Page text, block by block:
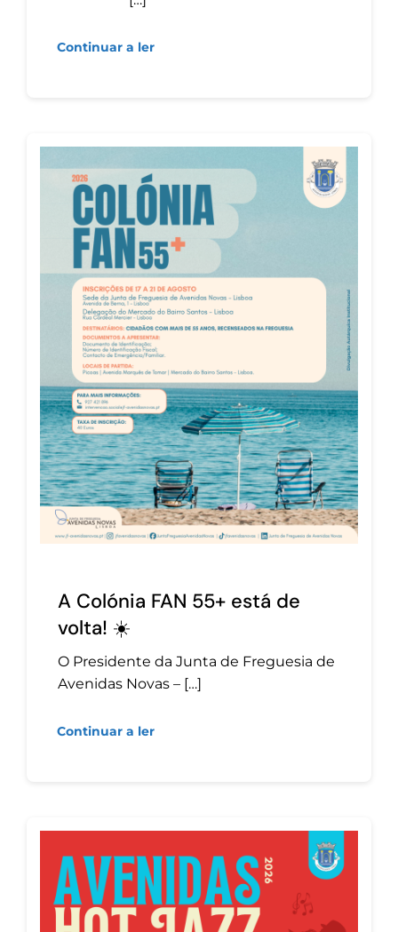
Continuar a ler
A Colónia FAN 55+ está de
volta! ☀️
O Presidente da Junta de Freguesia de
Avenidas Novas – […]
Continuar a ler